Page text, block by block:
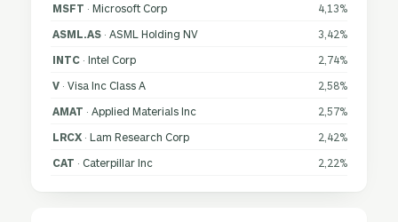
MSFT · Microsoft Corp 4,13%
ASML.AS · ASML Holding NV 3,42%
INTC · Intel Corp 2,74%
V · Visa Inc Class A 2,58%
AMAT · Applied Materials Inc 2,57%
LRCX · Lam Research Corp 2,42%
CAT · Caterpillar Inc 2,22%